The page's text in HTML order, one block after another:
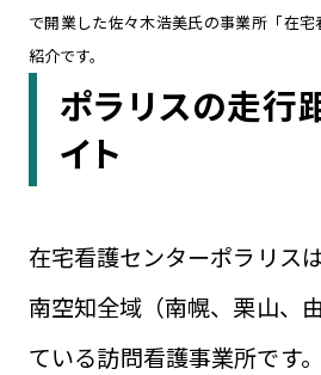
で開業した佐々木浩美氏の事業所「在
紹介です。
ポラリスの走行
イト
在宅看護センターポラリス
南空知全域（南幌、栗山、
ている訪問看護事業所です